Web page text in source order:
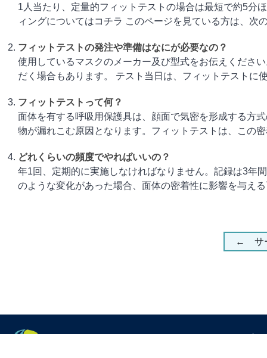
1人当たり、定量的フィットテストの場合は最短で約5分
ィングについてはコチラ このページを見ている方は、次
フィットテストの発注や準備はなにが必要なの？
使用しているマスクのメーカー及び型式をお伝えくださ
だく場合もあります。 テスト当日は、フィットテストに
フィットテストって何？
面体を有する呼吸用保護具は、顔面で気密を形成する方
物が漏れこむ原因となります。フィットテストは、この
どれくらいの頻度でやればいいの？
年1回、定期的に実施しなければなりません。記録は3年
のような変化があった場合、面体の密着性に影響を与え
← サ
ホ